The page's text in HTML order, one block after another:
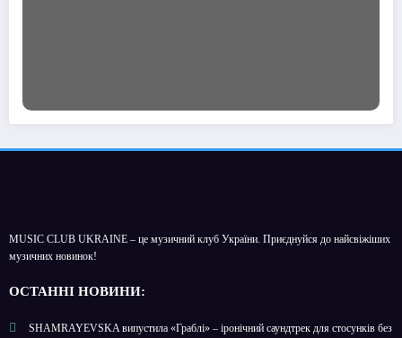
MUSIC CLUB UKRAINE – це музичний клуб України. Приєднуйся до найсвіжіших
музичних новинок!
ОСТАННІ НОВИНИ:
SHAMRAYEVSKA випустила «Граблі» – іронічний саундтрек для стосунків без